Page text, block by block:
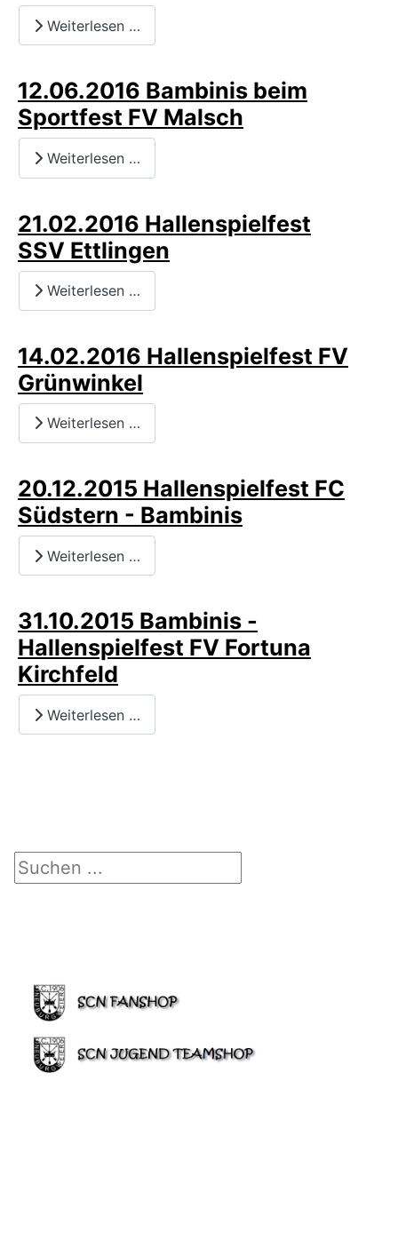
Suchen ...
Weiterlesen …
12.06.2016 Bambinis beim
Sportfest FV Malsch
Weiterlesen …
21.02.2016 Hallenspielfest
SSV Ettlingen
Weiterlesen …
14.02.2016 Hallenspielfest FV
Grünwinkel
Weiterlesen …
20.12.2015 Hallenspielfest FC
Südstern - Bambinis
Weiterlesen …
31.10.2015 Bambinis -
Hallenspielfest FV Fortuna
Kirchfeld
Weiterlesen …